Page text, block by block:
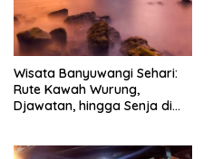
Wisata Banyuwangi Sehari:
Rute Kawah Wurung,
Djawatan, hingga Senja di